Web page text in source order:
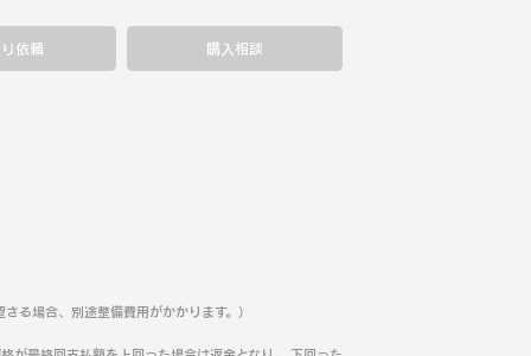
依頼 購入相談
る場合、別途整備費用がかかります。）